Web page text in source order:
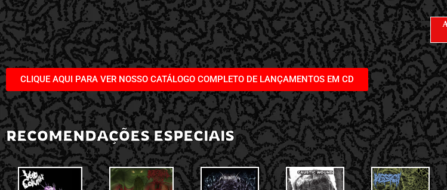
CLIQUE AQUI PARA VER NOSSO CATÁLOGO COMPLETO DE LANÇAMENTOS EM CD
RECOMENDAÇÕES ESPECIAIS